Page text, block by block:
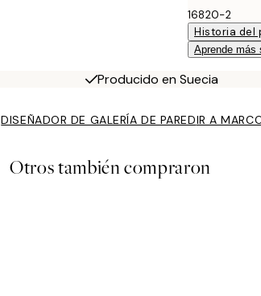
16820-2
Historia del
Aprende más
Producido en Suecia
DISEÑADOR DE GALERÍA DE PAREDIR A
Otros también compraron